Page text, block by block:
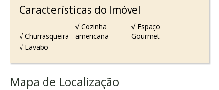
Características do Imóvel
√ Churrasqueira
√ Cozinha
americana
√ Espaço
Gourmet
√ Lavabo
Mapa de Localização